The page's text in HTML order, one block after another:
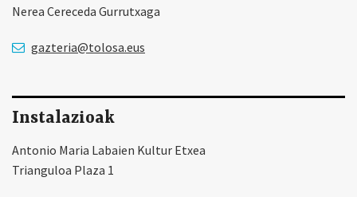
Nerea Cereceda Gurrutxaga
gazteria@tolosa.eus
Instalazioak
Antonio Maria Labaien Kultur Etxea
Trianguloa Plaza 1